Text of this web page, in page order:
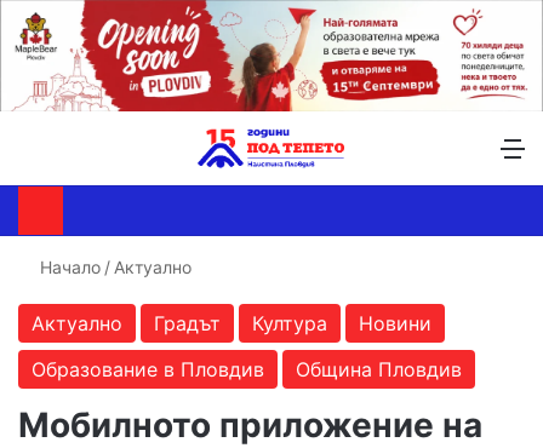
Начало / Актуално
Актуално Градът Култура
Новини
Образование в Пловдив
Община Пловдив
Мобилното приложение на